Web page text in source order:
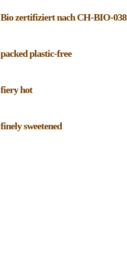
Bio zertifiziert nach CH-BIO-038
packed plastic-free
fiery hot
finely sweetened